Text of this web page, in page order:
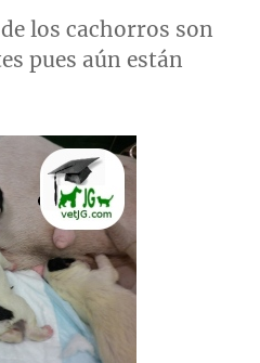
los cachorros son
pues aún están